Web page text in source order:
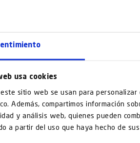
usa cookies
sitio web se usan para
Además, compartimos información
y análisis web, quienes pueden
a partir del uso que haya hecho de
para personas en silla
diferentes pisos sin
de pocas plantas,
reducida, eliminando la
edificios y otras instalaciones.
entradas estén a nivel del
paso.